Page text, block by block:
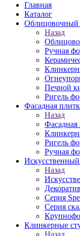
Главная
Каталог
Облицовочный
Назад
Ручная
Печной
Ригель
Фасадная
Назад
Фасадная
Ригель
Ручная
Назад
Серия
Серия
Клинкерные
Назад